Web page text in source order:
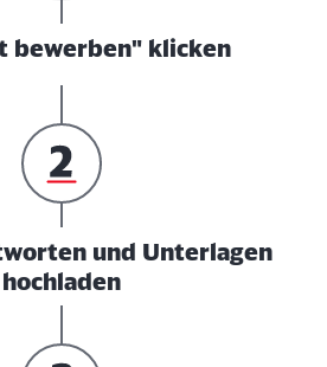
bewerben" klicken
und Unterlagen
hochladen